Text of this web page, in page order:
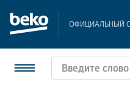
ОФИЦИАЛЬНЫЙ